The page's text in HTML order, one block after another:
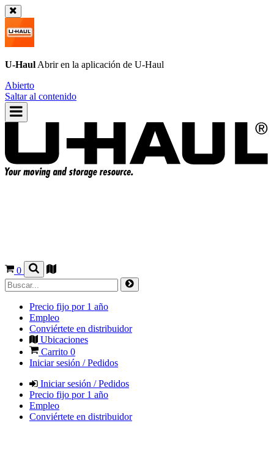
U-Haul Abrir en la aplicación de U-Haul
Abierto
Saltar al contenido
0
Precio fijo por 1 año
Empleo
Conviértete en distribuidor
Ubicaciones
Carrito 0
Iniciar sesión / Pedidos
Iniciar sesión / Pedidos
Precio fijo por 1 año
Empleo
Conviértete en distribuidor